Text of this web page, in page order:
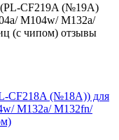
CF219A (№19A)
M104w/ M132a/
(с чипом) отзывы
CF218A (№18A)) для
M132a/ M132fn/